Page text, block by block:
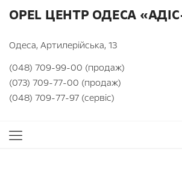
OPEL ЦЕНТР ОДЕСА
Одеса, Артилерійська, 13
(048) 709-99-00 (продаж)
(073) 709-77-00 (продаж)
(048) 709-77-97 (сервіс)